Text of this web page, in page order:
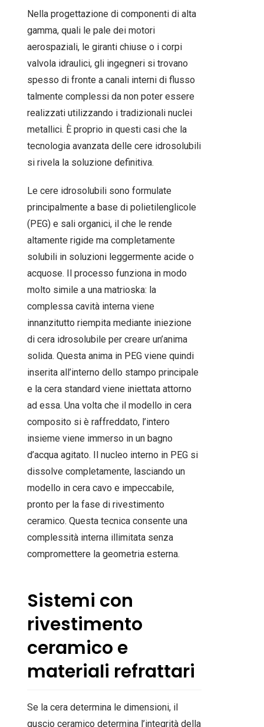
Nella progettazione di componenti di alta
gamma, quali le pale dei motori
aerospaziali, le giranti chiuse o i corpi
valvola idraulici, gli ingegneri si trovano
spesso di fronte a canali interni di flusso
talmente complessi da non poter essere
realizzati utilizzando i tradizionali nuclei
metallici. È proprio in questi casi che la
tecnologia avanzata delle cere idrosolubili
si rivela la soluzione definitiva.
Le cere idrosolubili sono formulate
principalmente a base di polietilenglicole
(PEG) e sali organici, il che le rende
altamente rigide ma completamente
solubili in soluzioni leggermente acide o
acquose. Il processo funziona in modo
molto simile a una matrioska: la
complessa cavità interna viene
innanzitutto riempita mediante iniezione
di cera idrosolubile per creare un’anima
solida. Questa anima in PEG viene quindi
inserita all’interno dello stampo principale
e la cera standard viene iniettata attorno
ad essa. Una volta che il modello in cera
composito si è raffreddato, l’intero
insieme viene immerso in un bagno
d’acqua agitato. Il nucleo interno in PEG si
dissolve completamente, lasciando un
modello in cera cavo e impeccabile,
pronto per la fase di rivestimento
ceramico. Questa tecnica consente una
complessità interna illimitata senza
compromettere la geometria esterna.
Sistemi con
rivestimento
ceramico e
materiali refrattari
Se la cera determina le dimensioni, il
guscio ceramico determina l’integrità della